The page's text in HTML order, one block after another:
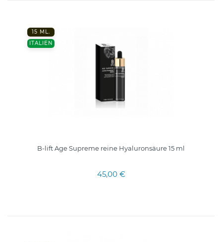
15 ML.
ITALIEN
B-lift Age Supreme reine Hyaluronsäure 15 ml
45,00 €